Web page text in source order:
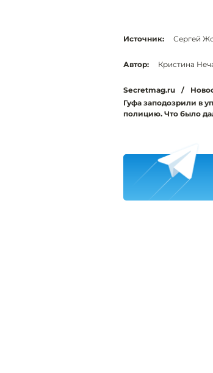
Источник: Сергей
Автор: Кристина
Secretmag.ru /
Гуфа заподозрили в
полицию. Что было